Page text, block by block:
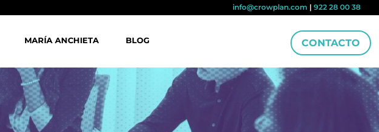
info@crowplan.com | 922 28 00 38
MARÍA ANCHIETA BLOG CONTACTO